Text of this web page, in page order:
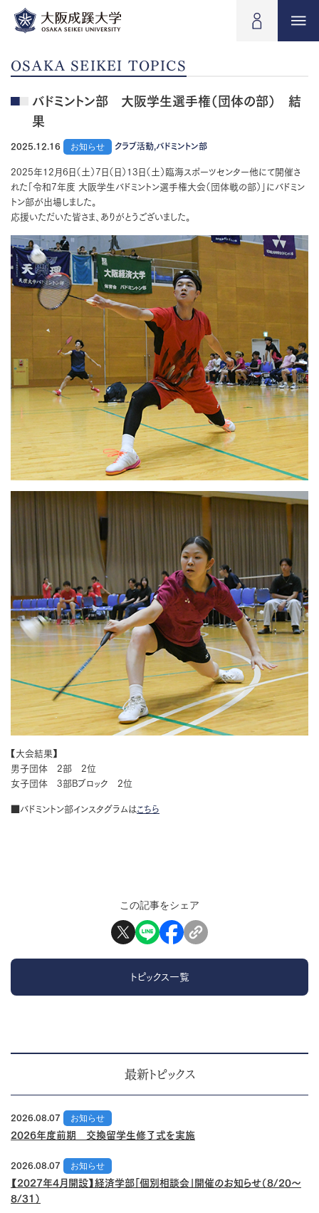
OSAKA SEIKEI TOPICS
バドミントン部 大阪学生選手権（団体の部） 結
果
2025.12.16 お知らせ クラブ活動,バドミントン部
2025年12月6日（土）7日（日）13日（土）臨海スポーツセンター他にて開催さ
れた「令和7年度 大阪学生バドミントン選手権大会（団体戦の部）」にバドミン
トン部が出場しました。
応援いただいた皆さま、ありがとうございました。
【大会結果】
男子団体 2部 2位
女子団体 3部Bブロック 2位
■バドミントン部インスタグラムはこちら
この記事をシェア
トピックス一覧
最新トピックス
2026.08.07
お知らせ
2026年度前期 交換留学生修了式を実施
2026.08.07
お知らせ
【2027年4月開設】経済学部「個別相談会」開催のお知らせ（8/20～
8/31）